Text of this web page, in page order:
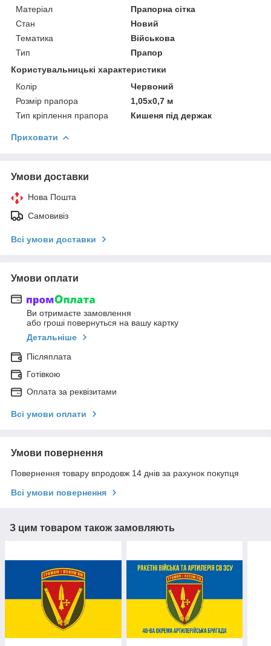
Матеріал
Прапорна сітка
Стан
Новий
Тематика
Військова
Тип
Прапор
Користувальницькі характеристики
Колір
Червоний
Розмір прапора
1,05х0,7 м
Тип кріплення прапора
Кишеня під держак
Приховати
Умови доставки
Нова Пошта
Самовивіз
Всі умови доставки
Умови оплати
Ви отримаєте замовлення
або гроші повернуться на вашу картку
Детальніше
Післяплата
Готівкою
Оплата за реквізитами
Всі умови оплати
Умови повернення
Повернення товару впродовж 14 днів за рахунок покупця
Всі умови повернення
З цим товаром також замовляють